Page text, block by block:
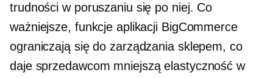
trudności w poruszaniu się po niej. Co
ważniejsze, funkcje aplikacji BigCommerce
ograniczają się do zarządzania sklepem, co
daje sprzedawcom mniejszą elastyczność w